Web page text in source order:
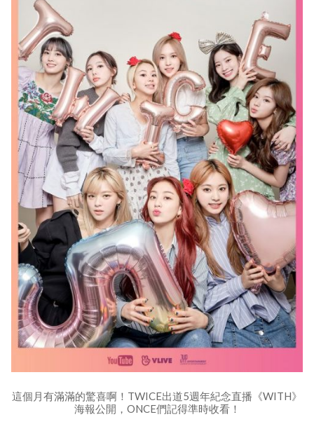
這個月有滿滿的驚喜啊！TWICE出道5週年紀念直播《WITH》
海報公開，ONCE們記得準時收看！